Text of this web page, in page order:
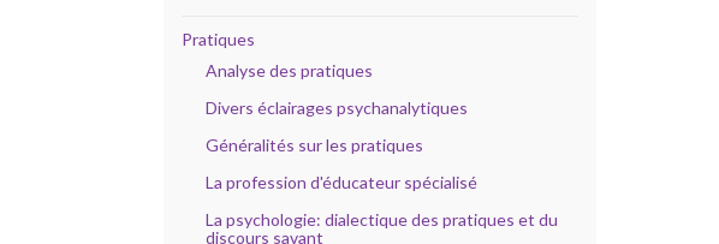
Pratiques
Analyse des pratiques
Divers éclairages psychanalytiques
Généralités sur les pratiques
La profession d'éducateur spécialisé
La psychologie: dialectique des pratiques et du
discours savant